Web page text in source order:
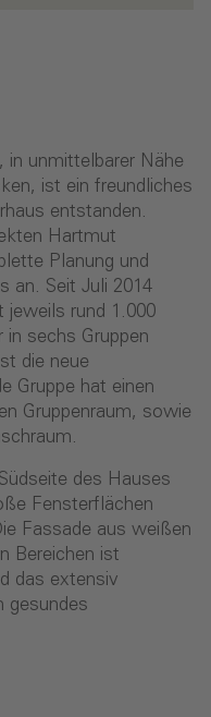
in unmittelbarer Nähe
ist ein freundliches
entstanden.
Hartmut
Planung und
an. Seit Juli 2014
jeweils rund 1.000
in sechs Gruppen
die neue
Gruppe hat einen
Gruppenraum, sowie
des Hauses
Fensterflächen
Fassade aus weißen
Bereichen ist
das extensiv
gesundes